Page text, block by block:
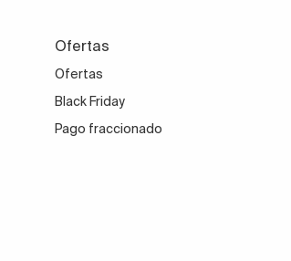
Ofertas
Ofertas
Black Friday
Pago fraccionado